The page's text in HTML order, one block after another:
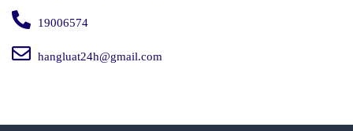
19006574
hangluat24h@gmail.com